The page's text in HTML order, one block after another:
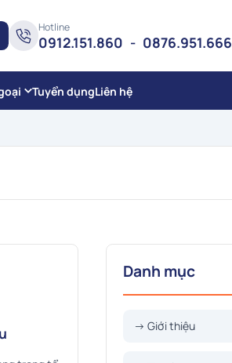
Hotline
0912.151.860 - 0876.951.666
Tuyển dụngLiên hệ
Danh mục
→ Giới thiệu